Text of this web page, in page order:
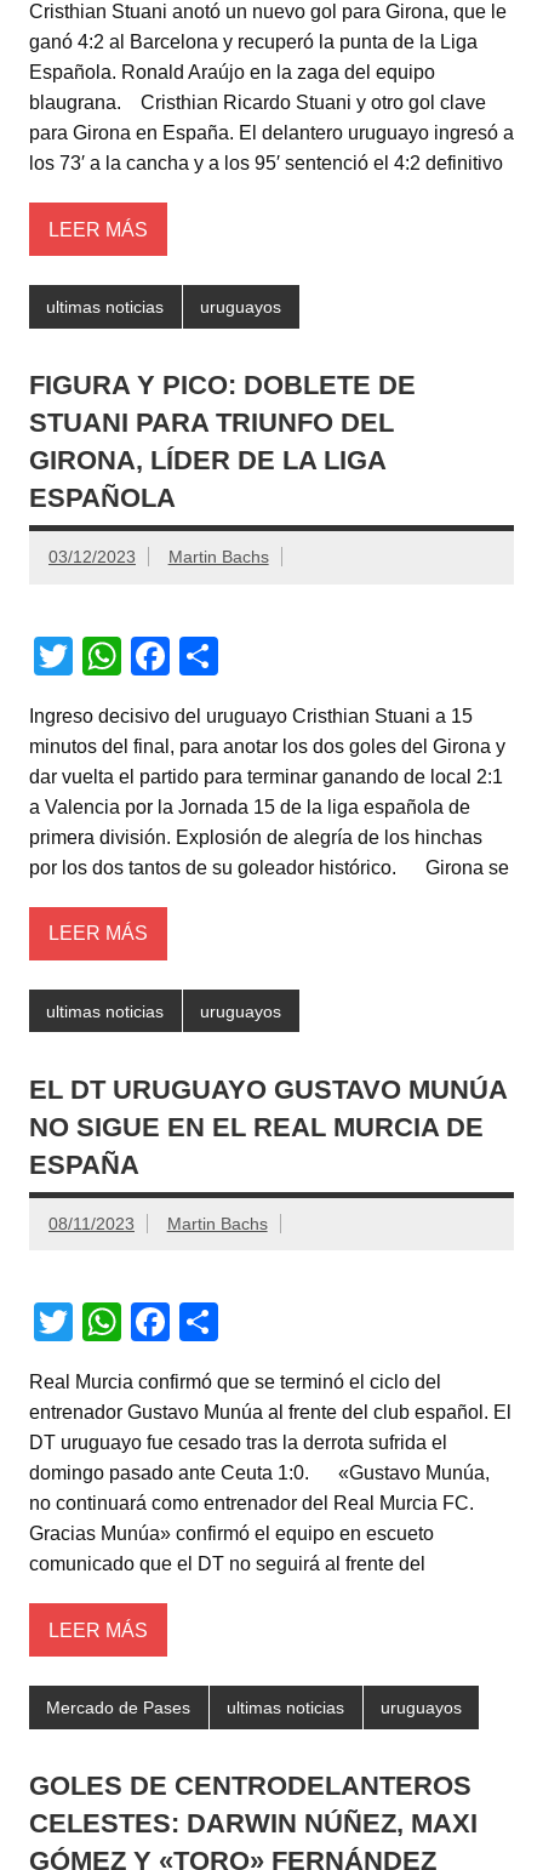
tt
er
at
s
A
p
p
c
e
b
o
o
m
p
ar
tir
Cristhian Stuani anotó un nuevo gol para Girona, que le
ganó 4:2 al Barcelona y recuperó la punta de la Liga
Española. Ronald Araújo en la zaga del equipo
blaugrana. Cristhian Ricardo Stuani y otro gol clave
para Girona en España. El delantero uruguayo ingresó a
los 73′ a la cancha y a los 95′ sentenció el 4:2 definitivo
LEER MÁS
ultimas noticias uruguayos
FIGURA Y PICO: DOBLETE DE
STUANI PARA TRIUNFO DEL
GIRONA, LÍDER DE LA LIGA
ESPAÑOLA
03/12/2023 Martin Bachs
T
tt
er
W
at
s
A
p
p
F
c
e
b
o
o
m
p
ar
tir
Ingreso decisivo del uruguayo Cristhian Stuani a 15
minutos del final, para anotar los dos goles del Girona y
dar vuelta el partido para terminar ganando de local 2:1
a Valencia por la Jornada 15 de la liga española de
primera división. Explosión de alegría de los hinchas
por los dos tantos de su goleador histórico. Girona se
LEER MÁS
ultimas noticias uruguayos
EL DT URUGUAYO GUSTAVO MUNÚA
NO SIGUE EN EL REAL MURCIA DE
ESPAÑA
08/11/2023 Martin Bachs
T
tt
er
W
at
s
A
p
p
F
c
e
b
o
o
m
p
ar
tir
Real Murcia confirmó que se terminó el ciclo del
entrenador Gustavo Munúa al frente del club español. El
DT uruguayo fue cesado tras la derrota sufrida el
domingo pasado ante Ceuta 1:0. «Gustavo Munúa,
no continuará como entrenador del Real Murcia FC.
Gracias Munúa» confirmó el equipo en escueto
comunicado que el DT no seguirá al frente del
LEER MÁS
Mercado de Pases ultimas noticias uruguayos
GOLES DE CENTRODELANTEROS
CELESTES: DARWIN NÚÑEZ, MAXI
GÓMEZ Y «TORO» FERNÁNDEZ